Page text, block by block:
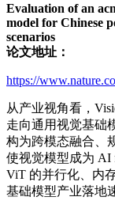
Evaluation of an
model for Chinese
scenarios
论文地址：
https://
从产业视角看，
走向通用视觉基础
构为跨模态融合、
使视觉模型成为 AI
ViT 的并行化、内
基础模型产业落地